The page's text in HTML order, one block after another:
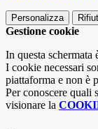
Personalizza
Gestione cookie
In questa schermata
I cookie necessari
piattaforma e non è
Per conoscere quali
visionare la